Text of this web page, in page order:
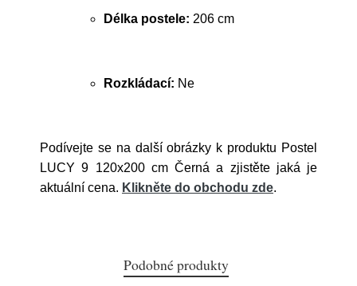
Délka postele: 206 cm
Rozkládací: Ne
Podívejte se na další obrázky k produktu Postel
LUCY 9 120x200 cm Černá a zjistěte jaká je
aktuální cena. Klikněte do obchodu zde.
Podobné produkty